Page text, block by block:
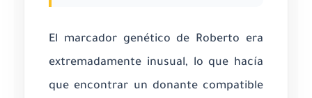
El marcador genético de Roberto era
extremadamente inusual, lo que hacía
que encontrar un donante compatible